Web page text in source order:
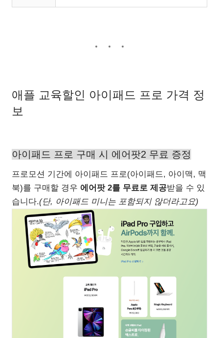
애플 교육할인 아이패드 프로 가격 정
보
아이패드 프로 구매 시 에어팟2 무료 증정
프로모션 기간에 아이패드 프로(아이패드, 아이맥, 맥
북)를 구매할 경우 에어팟 2를 무료로 제공받을 수 있
습니다.(단, 아이패드 미니는 포함되지 않더라고요)